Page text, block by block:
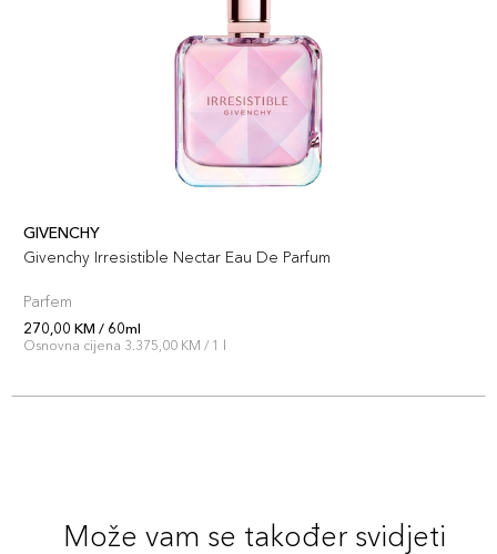
GIVENCHY
Givenchy Irresistible Nectar Eau De Parfum
Parfem
270,00 KM / 60ml
Osnovna cijena 3.375,00 KM / 1 l
Može vam se također svidjeti